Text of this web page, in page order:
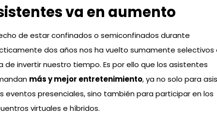
va en aumento
de estar confinados o semiconfinados durante
dos años nos ha vuelto sumamente selectivos
de invertir nuestro tiempo. Es por ello que los asistentes
más y mejor entretenimiento, ya no solo para
eventos presenciales, sino también para participar en los
virtuales e híbridos.